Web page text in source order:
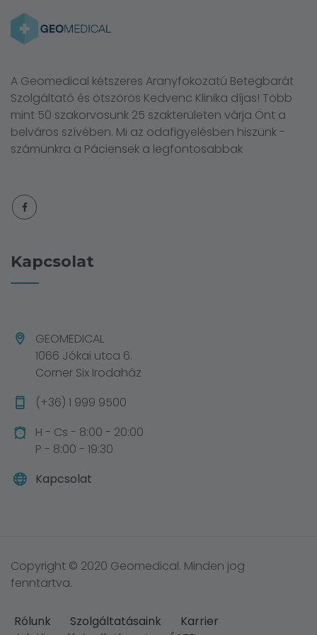
A Geomedical kétszeres Aranyfokozatú Betegbarát
Szolgáltató és ötszörös Kedvenc Klinika díjas! Több
mint 50 szakorvosunk 25 szakterületen várja Önt a
belváros szívében. Mi az odafigyelésben hiszünk -
számunkra a Páciensek a legfontosabbak
Kapcsolat
GEOMEDICAL
1066 Jókai utca 6.
Corner Six Irodaház
(+36) 1 999 9500
H - Cs - 8:00 - 20:00
P - 8:00 - 19:30
Kapcsolat
Copyright © 2020 Geomedical. Minden jog
fenntartva.
Rólunk Szolgáltatásaink
Karrier